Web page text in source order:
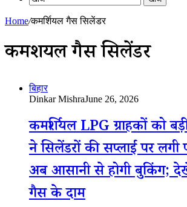
Home/कमर्शियल गैस सिलेंडर
कमर्शियल गैस सिलेंडर
बिहार
Dinkar MishraJune 26, 2026
कमर्शियल LPG ग्राहकों को
ने सिलेंडरों की सप्लाई पर लगी
अब आसानी से होगी बुकिंग;
गैस के दाम